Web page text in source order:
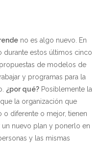
no es algo nuevo. En
durante estos últimos cinco
de modelos de
y programas para la
¿por qué? Posiblemente la
la organización que
o diferente o mejor, tienen
nuevo plan y ponerlo en
y las mismas